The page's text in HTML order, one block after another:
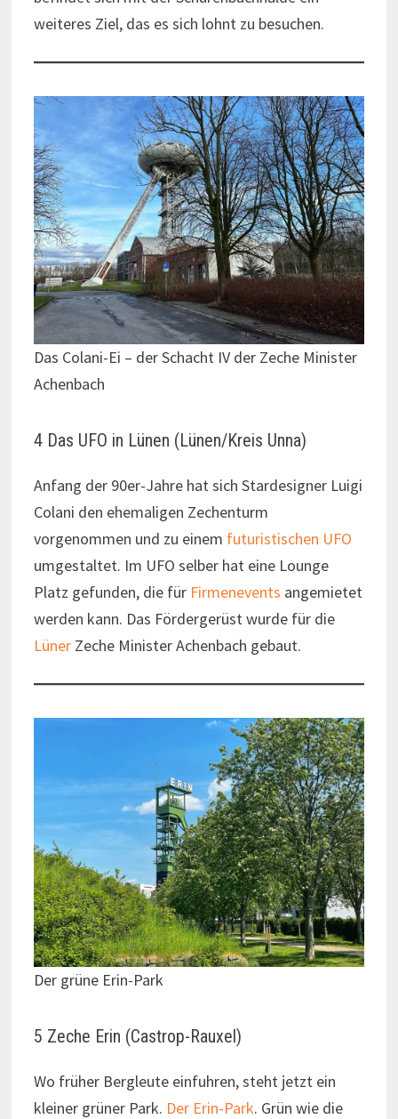
weiteres Ziel, das es sich lohnt zu besuchen.
Das Colani-Ei – der Schacht IV der Zeche Minister
Achenbach
4 Das UFO in Lünen (Lünen/Kreis Unna)
Anfang der 90er-Jahre hat sich Stardesigner Luigi
Colani den ehemaligen Zechenturm
vorgenommen und zu einem futuristischen UFO
umgestaltet. Im UFO selber hat eine Lounge
Platz gefunden, die für Firmenevents angemietet
werden kann. Das Fördergerüst wurde für die
LünerZeche Minister Achenbach gebaut.
Der grüne Erin-Park
5 Zeche Erin (Castrop-Rauxel)
Wo früher Bergleute einfuhren, steht jetzt ein
kleiner grüner Park. Der Erin-Park. Grün wie die